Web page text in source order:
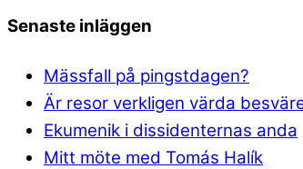
Senaste inläggen
Mässfall på pingstdagen?
Är resor verkligen värda
Ekumenik i dissidenternas anda
Mitt möte med Tomás Halík